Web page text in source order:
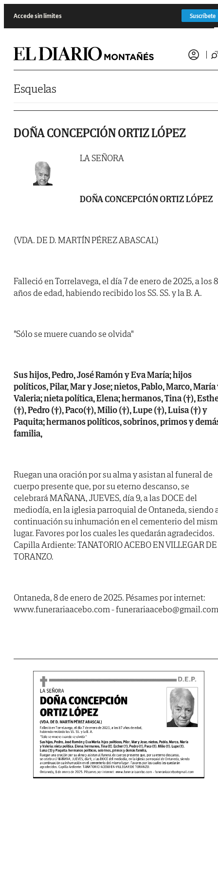
Accede sin límites Suscríbete
Esquelas
DOÑA CONCEPCIÓN ORTIZ LÓPEZ
LA SEÑORA
DOÑA CONCEPCIÓN ORTIZ LÓPEZ
(VDA. DE D. MARTÍN PÉREZ ABASCAL)
Falleció en Torrelavega, el día 7 de enero de 2025, a los
años de edad, habiendo recibido los SS. SS. y la B. A.
"Sólo se muere cuando se olvida"
Sus hijos, Pedro, José Ramón y Eva María; hijos
políticos, Pilar, Mar y Jose; nietos, Pablo, Marco, María
Valeria; nieta política, Elena; hermanos, Tina (†),
(†), Pedro (†), Paco(†), Milio (†), Lupe (†), Luisa (†) y
Paquita; hermanos políticos, sobrinos, primos y
familia,
Ruegan una oración por su alma y asistan al funeral de
cuerpo presente que, por su eterno descanso, se
celebrará MAÑANA, JUEVES, día 9, a las DOCE del
mediodía, en la iglesia parroquial de Ontaneda, siendo
continuación su inhumación en el cementerio del
lugar. Favores por los cuales les quedarán agradecidos.
Capilla Ardiente: TANATORIO ACEBO EN VILLEGAR DE
TORANZO.
Ontaneda, 8 de enero de 2025. Pésames por internet:
www.funerariaacebo.com - funerariaacebo@gmail.com